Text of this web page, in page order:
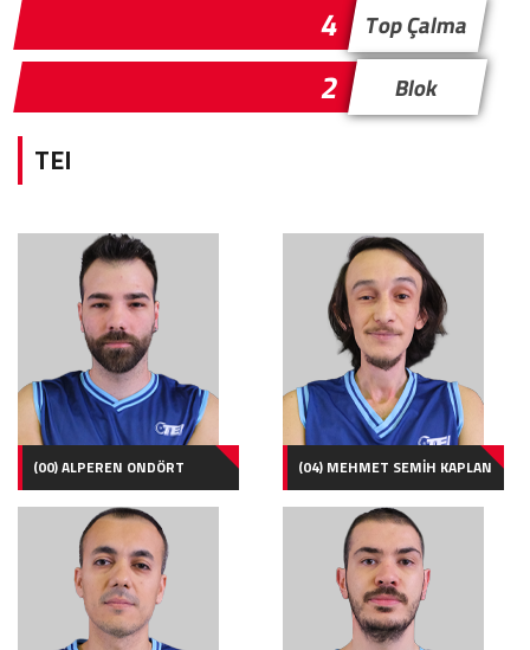
4 Top Çalma
2 Blok
TEI
(00) ALPEREN ONDÖRT (04) MEHMET SEMİH KAPLAN